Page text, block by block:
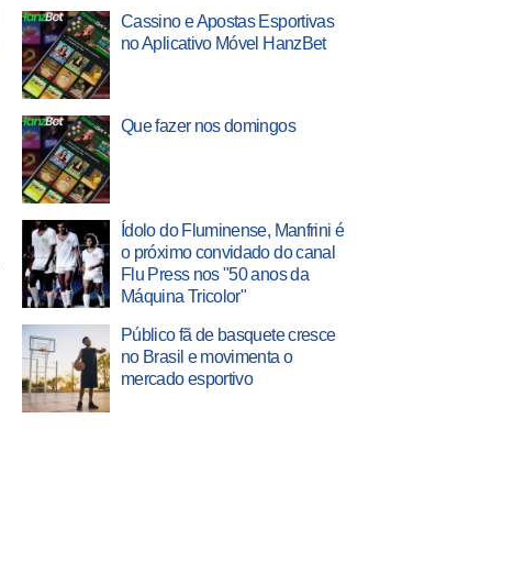
Cassino e Apostas Esportivas
no Aplicativo Móvel HanzBet
Que fazer nos domingos
Ídolo do Fluminense, Manfrini é
o próximo convidado do canal
Flu Press nos "50 anos da
Máquina Tricolor"
Público fã de basquete cresce
no Brasil e movimenta o
mercado esportivo